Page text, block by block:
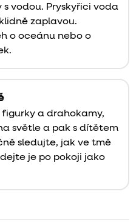
s vodou. Pryskyřici voda
zaplavou.
o oceánu nebo o
figurky a drahokamy,
světle a pak s dítětem
sledujte, jak ve tmě
je po pokoji jako